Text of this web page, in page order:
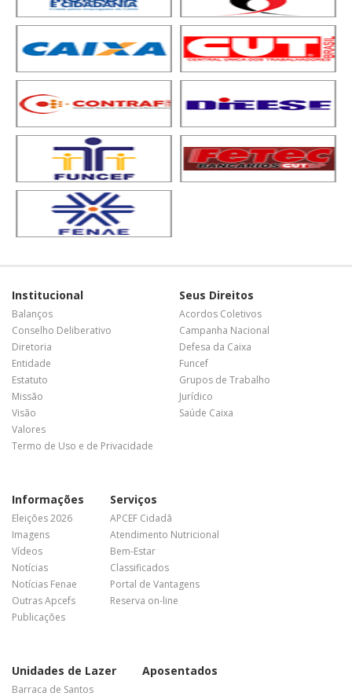
Institucional
Balanços
Conselho Deliberativo
Diretoria
Entidade
Estatuto
Missão
Visão
Valores
Termo de Uso e de Privacidade
Seus Direitos
Acordos Coletivos
Campanha Nacional
Defesa da Caixa
Funcef
Grupos de Trabalho
Jurídico
Saúde Caixa
Informações
Eleições 2026
Imagens
Vídeos
Notícias
Notícias Fenae
Outras Apcefs
Publicações
Serviços
APCEF Cidadã
Atendimento Nutricional
Bem-Estar
Classificados
Portal de Vantagens
Reserva on-line
Unidades de Lazer
Barraca de Santos
Aposentados